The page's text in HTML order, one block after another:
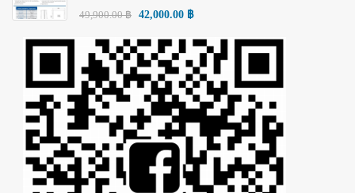
49,900.00฿ 42,000.00 ฿